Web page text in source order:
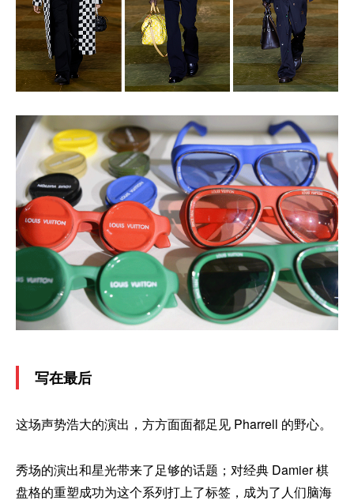
写在最后
这场声势浩大的演出，方方面面都足见 Pharrell 的野心。
秀场的演出和星光带来了足够的话题；对经典 Damier 棋
盘格的重塑成功为这个系列打上了标签，成为了人们脑海